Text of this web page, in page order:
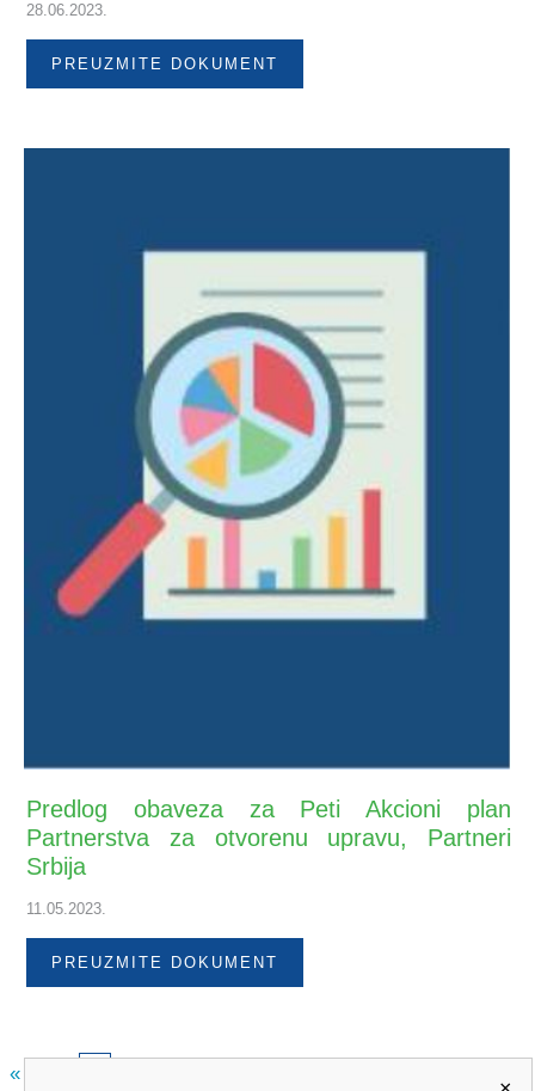
28.06.2023.
PREUZMITE DOKUMENT
Predlog obaveza za Peti Akcioni plan
Partnerstva za otvorenu upravu, Partneri
Srbija
11.05.2023.
PREUZMITE DOKUMENT
«